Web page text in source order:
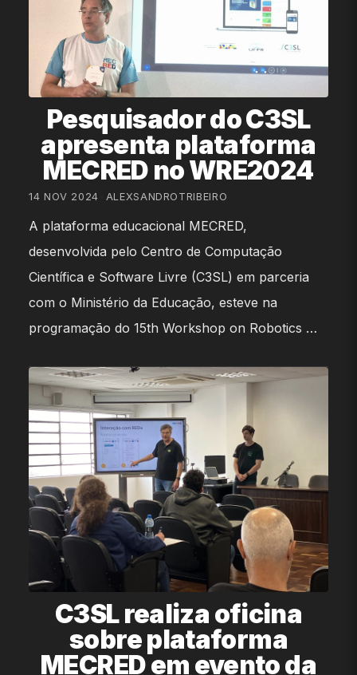
Pesquisador do C3SL
apresenta plataforma
MECRED no WRE2024
14 NOV 2024 ALEXSANDROTRIBEIRO
A plataforma educacional MECRED,
desenvolvida pelo Centro de Computação
Científica e Software Livre (C3SL) em parceria
com o Ministério da Educação, esteve na
programação do 15th Workshop on Robotics …
C3SL realiza oficina
sobre plataforma
MECRED em evento da